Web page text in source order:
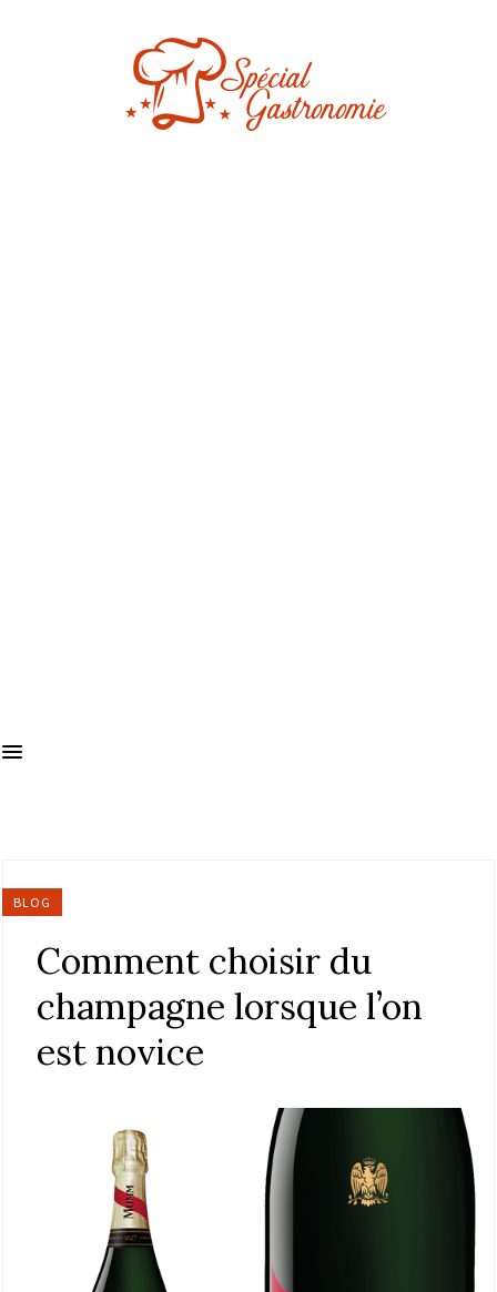
BLOG
Comment choisir du
champagne lorsque l’on
est novice